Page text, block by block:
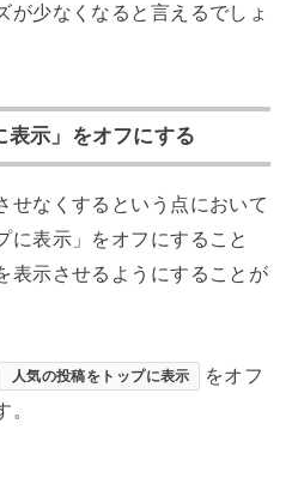
が少なくなると言えるでしょ
表示」をオフにする
せなくするという点において
に表示」をオフにすること
表示させるようにすることが
人気の投稿をトップに表示
をオフ